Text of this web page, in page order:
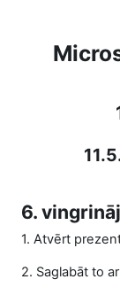
6.
1. Atvērt
2. Saglabāt to